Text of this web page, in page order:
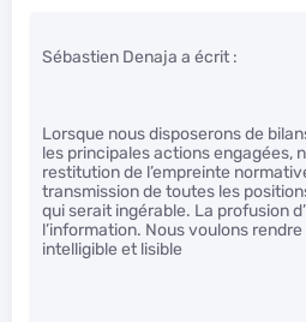
Sébastien Denaja a écrit :
Lorsque nous disposerons de
les principales actions engagées,
restitution de l’empreinte
transmission de toutes les
qui serait ingérable. La profusion
l’information. Nous voulons
intelligible et lisible